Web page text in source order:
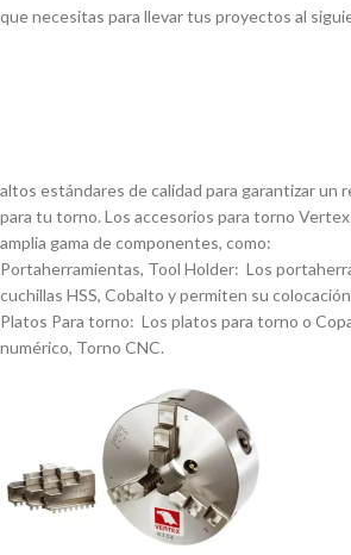
que necesitas para llevar tus proyectos al
altos estándares de calidad para garantizar un
para tu torno. Los accesorios para torno
amplia gama de componentes, como:
Portaherramientas, Tool Holder: Los
cuchillas HSS, Cobalto y permiten su
Platos Para torno: Los platos para torno o
numérico, Torno CNC.